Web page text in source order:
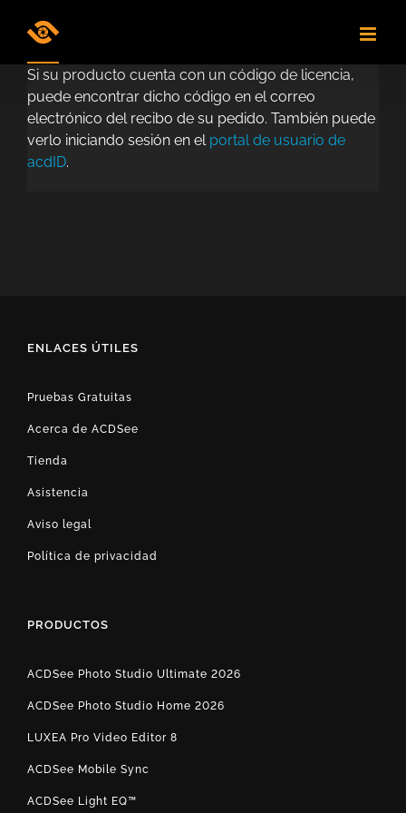
Si su producto cuenta con un código de licencia,
puede encontrar dicho código en el correo
electrónico del recibo de su pedido. También puede
verlo iniciando sesión en el portal de usuario de
acdID.
ENLACES ÚTILES
Pruebas Gratuitas
Acerca de ACDSee
Tienda
Asistencia
Aviso legal
Política de privacidad
PRODUCTOS
ACDSee Photo Studio Ultimate 2026
ACDSee Photo Studio Home 2026
LUXEA Pro Video Editor 8
ACDSee Mobile Sync
ACDSee Light EQ™